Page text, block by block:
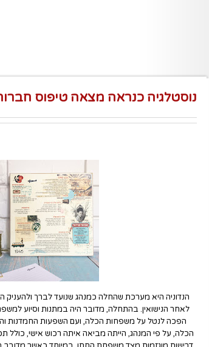
נוסטלגיה כנראה מצאה טיפוס
הנדוניה היא מערכת שהחלה כמנהג שנועד לברך
לאחר הנישואין. בהתחלה, מדובר היה במתנות וסיוע
הפכה לנטל על משפחות הכלה, ועם השפעות החמדנות
הכלה, על פי המנהג, הייתה מביאה איתה רכוש אישי, כולל